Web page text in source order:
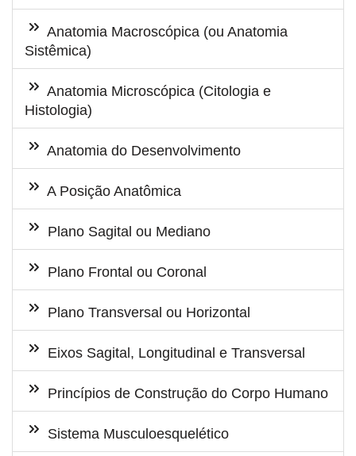
Anatomia Macroscópica (ou Anatomia
Sistêmica)
Anatomia Microscópica (Citologia e
Histologia)
Anatomia do Desenvolvimento
A Posição Anatômica
Plano Sagital ou Mediano
Plano Frontal ou Coronal
Plano Transversal ou Horizontal
Eixos Sagital, Longitudinal e Transversal
Princípios de Construção do Corpo Humano
Sistema Musculoesquelético